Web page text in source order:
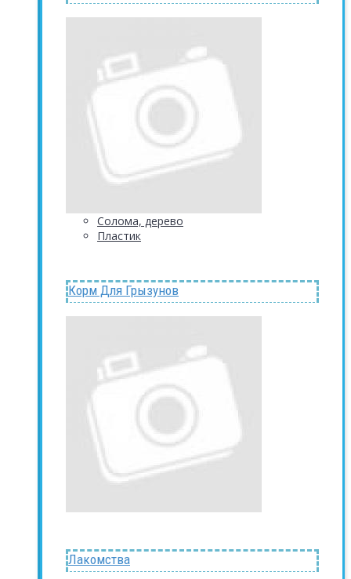
Солома, дерево
Пластик
Корм Для Грызунов
Лакомства